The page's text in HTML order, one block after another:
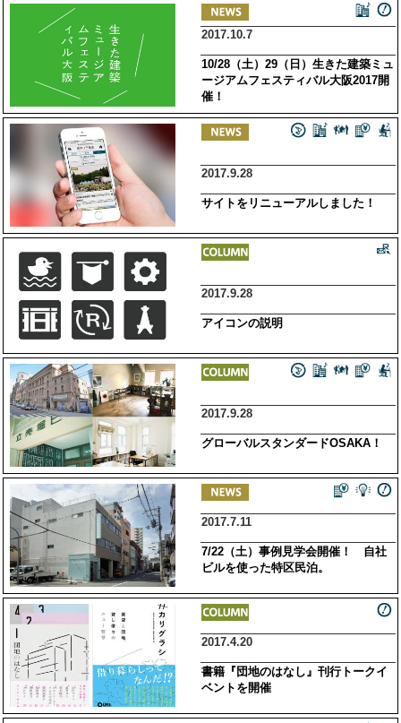
2017.10.7
10/28（土）29（日）生きた建築ミュ
ージアムフェスティバル大阪2017開
催！
2017.9.28
サイトをリニューアルしました！
2017.9.28
アイコンの説明
2017.9.28
グローバルスタンダードOSAKA！
2017.7.11
7/22（土）事例見学会開催！ 自社
ビルを使った特区民泊。
2017.4.20
書籍『団地のはなし』刊行トークイ
ベントを開催